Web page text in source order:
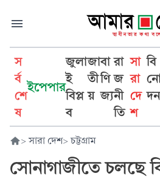
স
র্ব
শে
ষ
ইপেপার
জুলা
ই
বিপ্ল
ব
জা
তী
য়
বা
ণি
জ্য
রা
জ
নী
তি
সা
রা
দে
শ
বি
দন
> সারা দেশ> চট্টগ্রাম
সোনাগাজীতে চলছে